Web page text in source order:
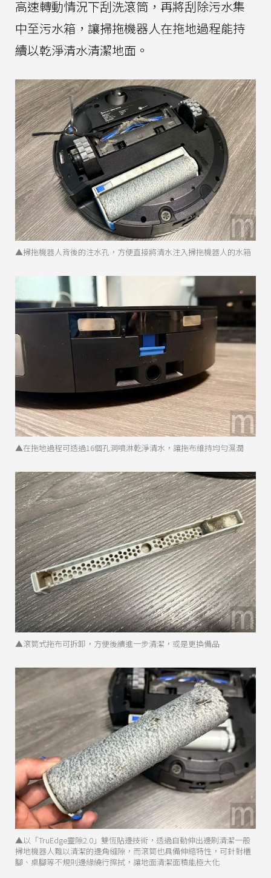
高速轉動情況下刮洗滾筒，再將刮除污水集
中至污水箱，讓掃拖機器人在拖地過程能持
續以乾淨清水清潔地面。
▲掃拖機器人背後的注水孔，方便直接將清水注入掃拖機器人的水箱
▲在拖地過程可透過16個孔洞噴淋乾淨清水，讓拖布維持均勻濕潤
▲滾筒式拖布可拆卸，方便後續進一步清潔，或是更換備品
▲以「TruEdge靈隙2.0」雙恆貼邊技術，透過自動伸出邊刷清潔一般
掃地機器人難以清潔的邊角縫隙，而滾筒也具備伸縮特性，可針對櫃
腳、桌腳等不規則邊緣繞行擦拭，讓地面清潔面積能極大化